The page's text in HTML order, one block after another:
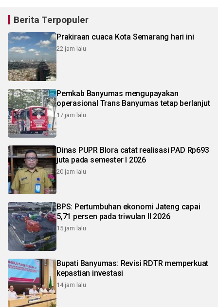
Berita Terpopuler
Prakiraan cuaca Kota Semarang hari ini
22 jam lalu
Pemkab Banyumas mengupayakan
operasional Trans Banyumas tetap berlanjut
17 jam lalu
Dinas PUPR Blora catat realisasi PAD Rp693
juta pada semester I 2026
20 jam lalu
BPS: Pertumbuhan ekonomi Jateng capai
5,71 persen pada triwulan II 2026
15 jam lalu
Bupati Banyumas: Revisi RDTR memperkuat
kepastian investasi
14 jam lalu